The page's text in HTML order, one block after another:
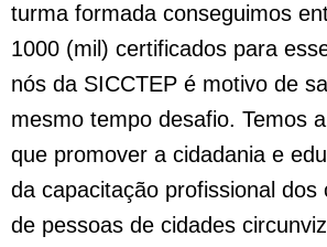
turma formada conseguimos
1000 (mil) certificados para
nós da SICCTEP é motivo de
mesmo tempo desafio. Temos
que promover a cidadania e
da capacitação profissional dos
de pessoas de cidades